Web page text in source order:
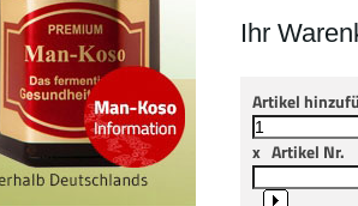
Ihr
Artikel
x Artikel Nr.